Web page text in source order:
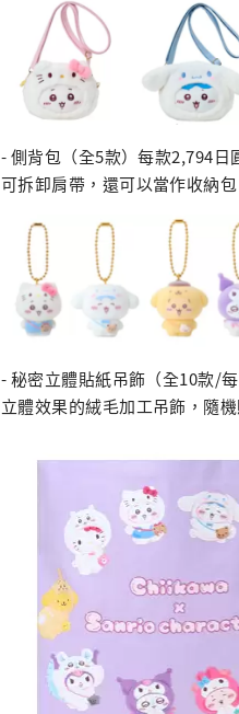
- 側背包（全5款）每款2,794日
可拆卸肩帶，還可以當作收納包
- 秘密立體貼紙吊飾（全10款/
立體效果的絨毛加工吊飾，隨